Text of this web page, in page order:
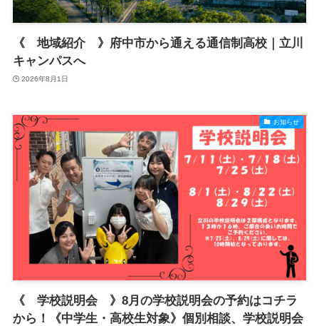
《 地域紹介 》府中市から通える通信制高校｜立川
キャンパスへ
2026年8月1日
お知らせ
《 学校説明会 》8月の学校説明会の予約はコチラ
から！《中学生・高校生対象》個別相談、学校説明会